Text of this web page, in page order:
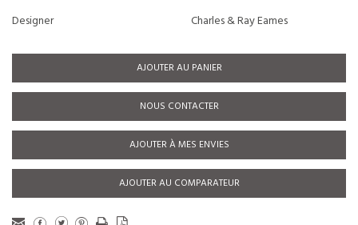
Designer
Charles & Ray Eames
AJOUTER AU PANIER
NOUS CONTACTER
AJOUTER À MES ENVIES
AJOUTER AU COMPARATEUR